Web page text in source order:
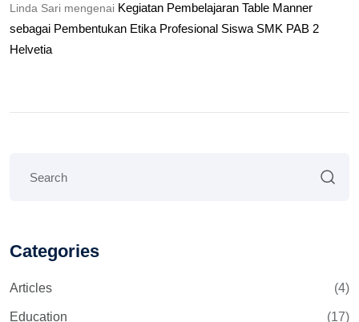
Linda Sari mengenai Kegiatan Pembelajaran Table Manner
sebagai Pembentukan Etika Profesional Siswa SMK PAB 2
Helvetia
Categories
Articles (4)
Education (17)